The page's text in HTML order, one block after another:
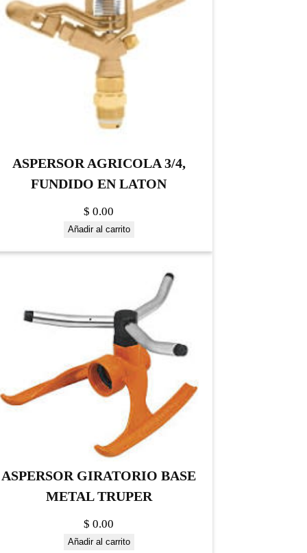
ASPERSOR AGRICOLA 3/4,
FUNDIDO EN LATON
$ 0.00
Añadir al carrito
ASPERSOR GIRATORIO BASE
METAL TRUPER
$ 0.00
Añadir al carrito